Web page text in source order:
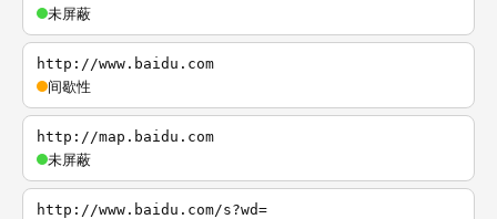
未屏蔽
http://www.baidu.com
间歇性
http://map.baidu.com
未屏蔽
http://www.baidu.com/s?wd=